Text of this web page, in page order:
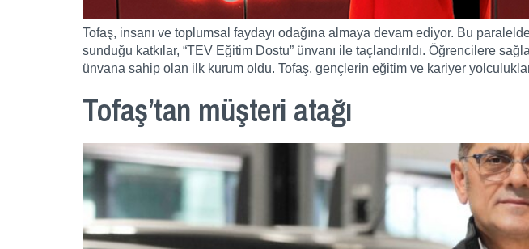
Tofaş, insanı ve toplumsal faydayı odağına almaya devam ediyor. Bu
sunduğu katkılar, “TEV Eğitim Dostu” ünvanı ile taçlandırıldı. Öğrencilere
ünvana sahip olan ilk kurum oldu. Tofaş, gençlerin eğitim ve kariyer
Tofaş’tan müşteri atağı